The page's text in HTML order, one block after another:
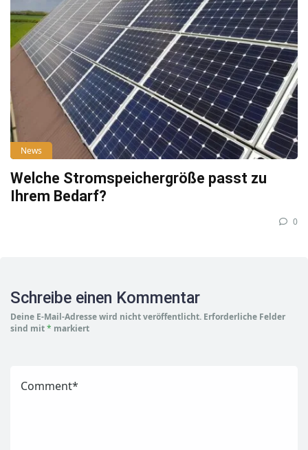
News
Welche Stromspeichergröße passt zu
Ihrem Bedarf?
0
Schreibe einen Kommentar
Deine E-Mail-Adresse wird nicht veröffentlicht. Erforderliche Felder
sind mit* markiert